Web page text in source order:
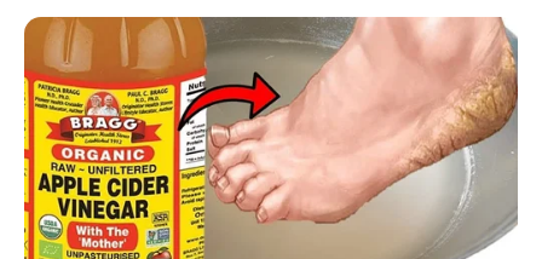
FERTILIZANTES
Calma en el campo:
fertilizantes no alterarán
precio de los alimentos en
Colombia